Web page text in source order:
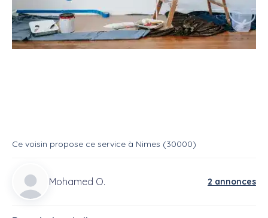
Ce voisin propose ce service à Nimes (30000)
Mohamed O. 2 annonces